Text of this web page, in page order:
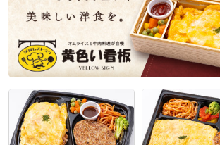
和い寿の口コミをもっと見る